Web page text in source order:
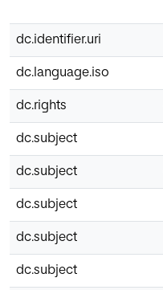
dc.identifier.uri
dc.language.iso
dc.rights
dc.subject
dc.subject
dc.subject
dc.subject
dc.subject